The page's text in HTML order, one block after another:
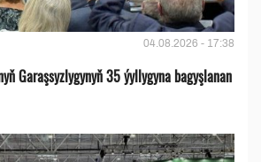
04.08.2026 - 17:38
Garaşsyzlygynyň 35 ýyllygyna bagyşlanan